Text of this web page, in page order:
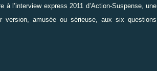
à l’interview express 2011 d’Action-Suspense, une
version, amusée ou sérieuse, aux six questions